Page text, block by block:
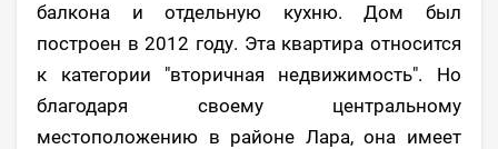
балкона и отдельную кухню. Дом был
построен в 2012 году. Эта квартира относится
к категории "вторичная недвижимость". Но
благодаря своему центральному
местоположению в районе Лара, она имеет